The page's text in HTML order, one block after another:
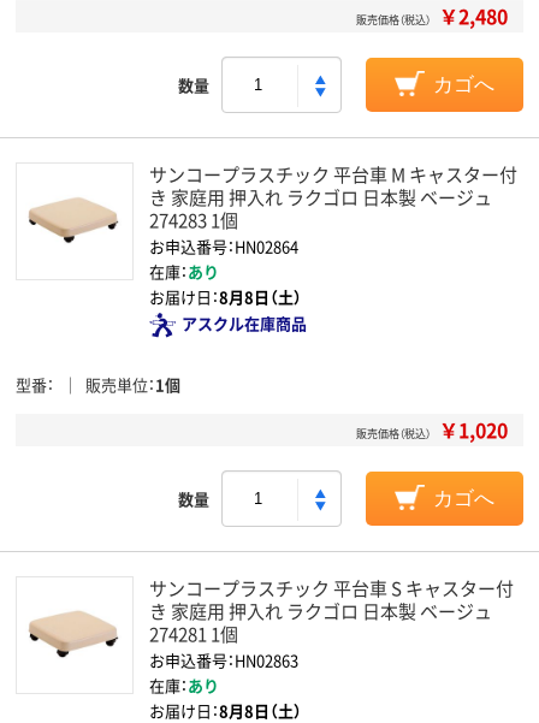
販売価格（税込） ￥2,480
数量 カゴへ
サンコープラスチック 平台車 M キャスター付
き 家庭用 押入れ ラクゴロ 日本製 ベージュ
274283 1個
お申込番号：HN02864
在庫：あり
お届け日：8月8日（土）
アスクル在庫商品
型番 販売単位 1個
販売価格（税込） ￥1,020
数量 カゴへ
サンコープラスチック 平台車 S キャスター付
き 家庭用 押入れ ラクゴロ 日本製 ベージュ
274281 1個
お申込番号：HN02863
在庫：あり
お届け日：8月8日（土）